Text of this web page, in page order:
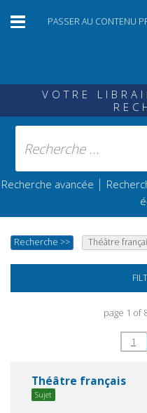
PASSER AU CONTENU
VOTRE
Recherche avancée |
Recherche >> Théâtre
page 1 of
1
Théâtre français
Sujet